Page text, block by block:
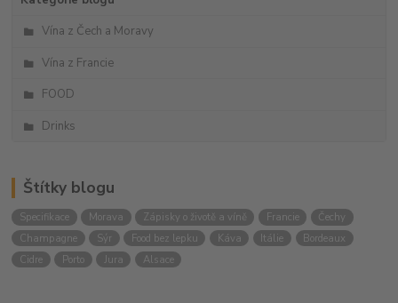
Vína z Čech a Moravy
Vína z Francie
FOOD
Drinks
Štítky blogu
Specifikace Morava Zápisky o životě a víně Francie
Čechy
Champagne
Sýr Food bez lepku Káva Itálie
Bordeaux
Cidre
Porto Jura Alsace